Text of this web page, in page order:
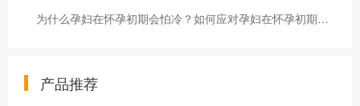
为什么孕妇在怀孕初期会怕冷？如何应对孕妇在怀孕初期的怕冷感？
产品推荐